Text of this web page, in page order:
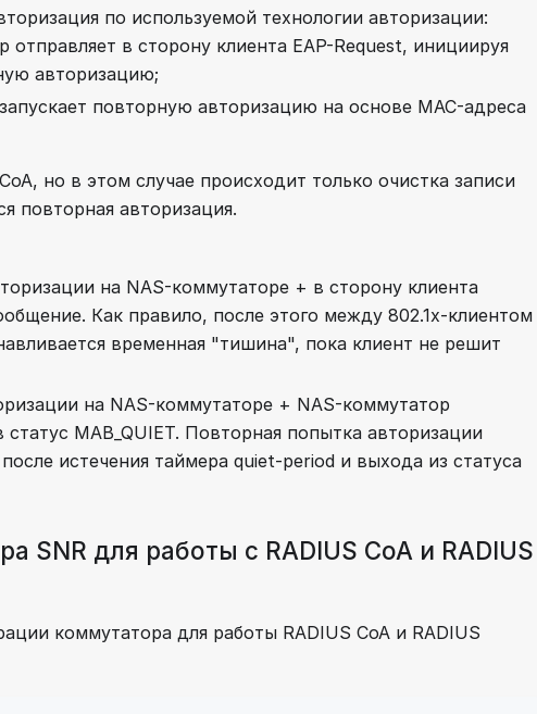
по используемой технологии авторизации:
в сторону клиента EAP-Request, инициируя
авторизацию;
повторную авторизацию на основе MAC-адреса
но в этом случае происходит только очистка записи
повторная авторизация.
на NAS-коммутаторе + в сторону клиента
Как правило, после этого между 802.1x-клиентом
временная "тишина", пока клиент не решит
на NAS-коммутаторе + NAS-коммутатор
MAB_QUIET. Повторная попытка авторизации
истечения таймера quiet-period и выхода из статуса
SNR для работы с RADIUS CoA и RADIUS
коммутатора для работы RADIUS CoA и RADIUS